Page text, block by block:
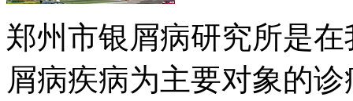
郑州市银屑病研究所是
屑病疾病为主要对象的诊